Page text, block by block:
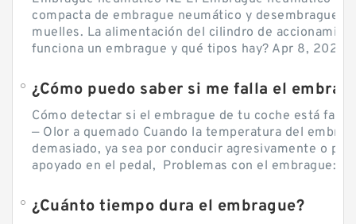
compacta de embrague neumático y desembrague
muelles. La alimentación del cilindro de
funciona un embrague y qué tipos hay? Apr 8, 2020
Cómo detectar si el embrague de tu coche está
— Olor a quemado Cuando la temperatura del
demasiado, ya sea por conducir agresivamente o
apoyado en el pedal, Problemas con el embrague:
¿Cuánto tiempo dura el embrague?